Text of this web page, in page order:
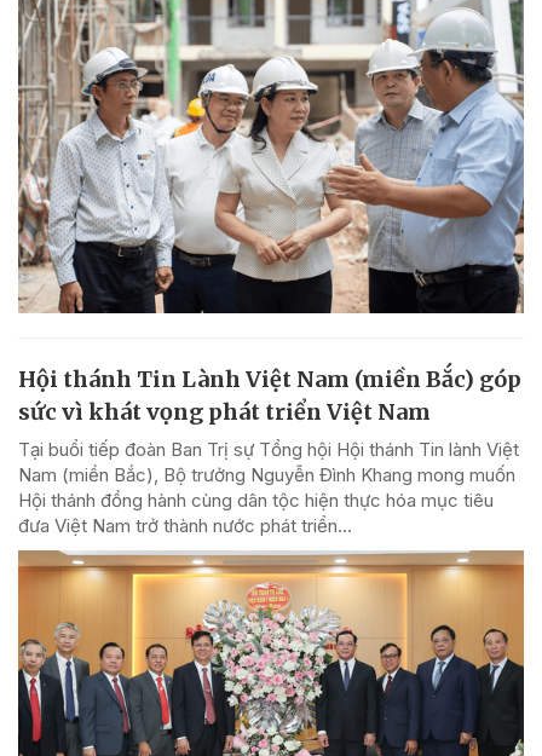
Hội thánh Tin Lành Việt Nam (miền Bắc) góp
sức vì khát vọng phát triển Việt Nam
Tại buổi tiếp đoàn Ban Trị sự Tổng hội Hội thánh Tin lành Việt
Nam (miền Bắc), Bộ trưởng Nguyễn Đình Khang mong muốn
Hội thánh đồng hành cùng dân tộc hiện thực hóa mục tiêu
đưa Việt Nam trở thành nước phát triển...